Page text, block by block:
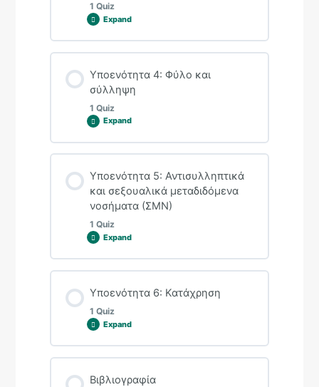
Κουίζ υποενότητας 2 (Ε3)
1 Quiz
Expand
Κουίζ υποενότητας 3 (Ε3)
Υποενότητα 4: Φύλο και
σύλληψη
1 Quiz
Expand
Κουίζ ενότητας 4 (Ε3)
Υποενότητα 5: Αντισυλληπτικά
και σεξουαλικά μεταδιδόμενα
νοσήματα (ΣΜΝ)
1 Quiz
Expand
Κουίζ υποενότητας 5 (Ε3)
Υποενότητα 6: Κατάχρηση
1 Quiz
Expand
Βιβλιογραφία